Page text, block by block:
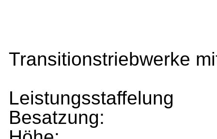
Transitionstriebwerke
Leistungsstaffelung
Besatzung: